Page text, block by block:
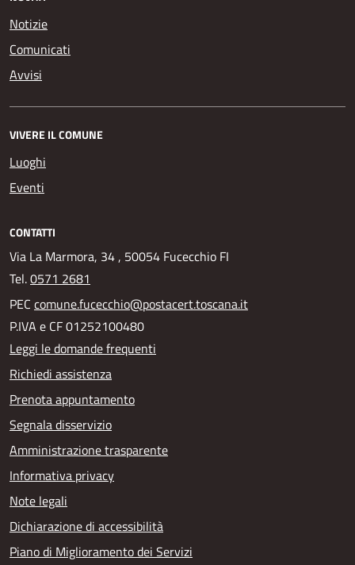
Notizie
Comunicati
Avvisi
VIVERE IL COMUNE
Luoghi
Eventi
CONTATTI
Via La Marmora, 34 , 50054 Fucecchio FI
Tel.0571 2681
PEC comune.fucecchio@postacert.toscana.it
P.IVA e CF 01252100480
Leggi le domande frequenti
Richiedi assistenza
Prenota appuntamento
Segnala disservizio
Amministrazione trasparente
Informativa privacy
Note legali
Dichiarazione di accessibilità
Piano di Miglioramento dei Servizi